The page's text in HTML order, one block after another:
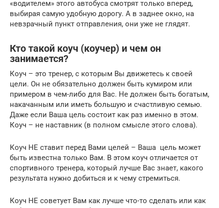
«водителем» этого автобуса смотрят только вперед,
выбирая самую удобную дорогу. А в заднее окно, на
невзрачный пункт отправления, они уже не глядят.
Кто такой коуч (коучер) и чем он
занимается?
Коуч – это тренер, с которым Вы движетесь к своей
цели. Он не обязательно должен быть кумиром или
примером в чем-либо для Вас. Не должен быть богатым,
накачанным или иметь большую и счастливую семью.
Даже если Ваша цель состоит как раз именно в этом.
Коуч – не наставник (в полном смысле этого слова).
Коуч НЕ ставит перед Вами целей – Ваша цель может
быть известна только Вам. В этом коуч отличается от
спортивного тренера, который лучше Вас знает, какого
результата нужно добиться и к чему стремиться.
Коуч НЕ советует Вам как лучше что-то сделать или как